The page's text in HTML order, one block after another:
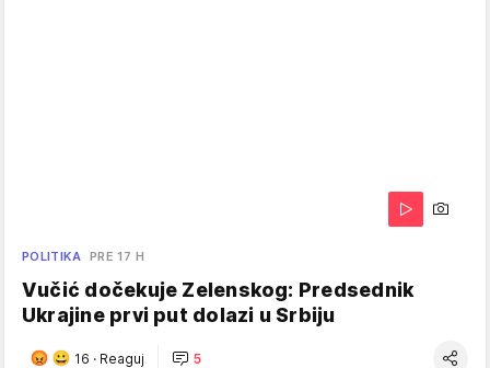
POLITIKA PRE 17 H
Vučić dočekuje Zelenskog: Predsednik
Ukrajine prvi put dolazi u Srbiju
16 · Reaguj 5